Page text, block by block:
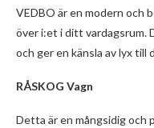
VEDBO är en modern och
över i:et i ditt vardagsrum.
och ger en känsla av lyx till
RÅSKOG Vagn
Detta är en mångsidig och